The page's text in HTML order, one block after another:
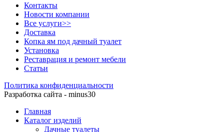
Контакты
Новости компании
Все услуги>>
Доставка
Копка ям под дачный туалет
Установка
Реставрация и ремонт мебели
Статьи
Политика конфиденциальности
Разработка сайта - minus30
Главная
Каталог изделий
Дачные туалеты